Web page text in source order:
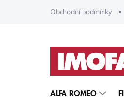
Obchodní podmínky
ALFA ROMEO